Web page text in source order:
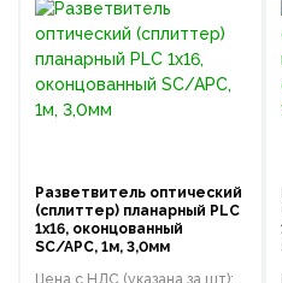
Разветвитель оптический
(сплиттер) планарный PLC
1х16, оконцованный
SC/APC, 1м, 3,0мм
Цена с НДС (указана за шт):